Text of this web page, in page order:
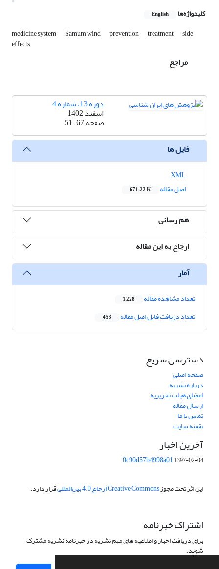
کلیدواژه‌ها English
medicine system ‎Samum wind ‎prevention ‎treatment side
‎effects.‎
مراجع
دوره 13، شماره 4
اسفند 1402
صفحه51-67
فایل ها
اصل مقاله
671.22 K
هم رسانی
ارجاع به این مقاله
آمار
تعداد مشاهده مقاله 1,228
تعداد دریافت فایل اصل مقاله 458
دسترسی سریع
صفحه اصلی
درباره نشریه
اعضای هیات تحریریه
ارسال مقاله
تماس با ما
نقشه سایت
آخرین اخبار
0c90d57b4998a011397-02-04
این اثر تحت مجوزCreative Commons ارجاع 4.0 بین‌المللی قرار دارد.
اشتراک خبرنامه
برای دریافت اخبار و اطلاعیه های مهم نشریه در خبرنامه نشریه مشترک
شوید.